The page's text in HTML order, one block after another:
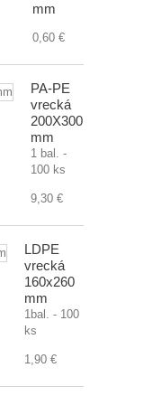
mm
0,60 €
PA-PE
vrecká
200X300
mm
1 bal. -
100 ks
9,30 €
LDPE
vrecká
160x260
mm
1bal. - 100
ks
1,90 €